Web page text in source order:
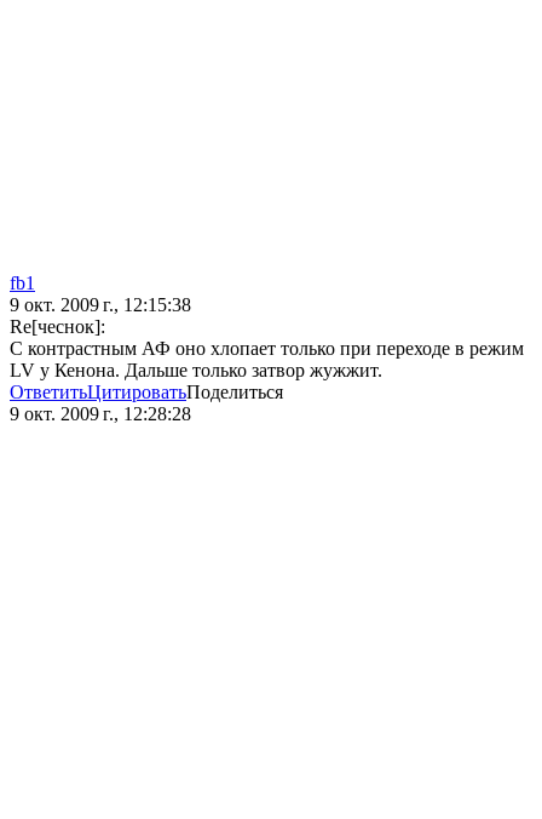
fb1
9 окт. 2009 г., 12:15:38
Re[чеснок]:
С контрастным АФ оно хлопает только при переходе в режим
LV у Кенона. Дальше только затвор жужжит.
ОтветитьЦитироватьПоделиться
9 окт. 2009 г., 12:28:28